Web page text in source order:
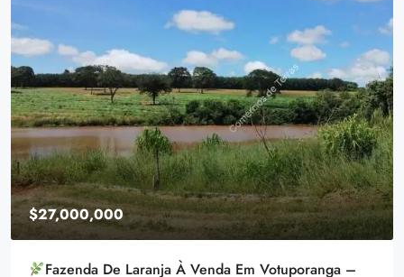
$27,000,000
Fazenda De Laranja À Venda Em Votuporanga –